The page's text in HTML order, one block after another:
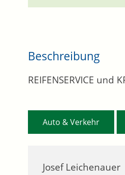
Josef Leichenauer
Beschreibung
REIFENSERVICE und
Auto & Verkehr